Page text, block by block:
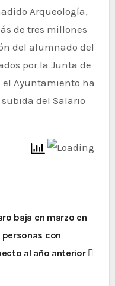
Arqueología,
de tres millones
del alumnado del
por la Junta de
el Ayuntamiento ha
del Salario
baja en marzo en
con
al año anterior